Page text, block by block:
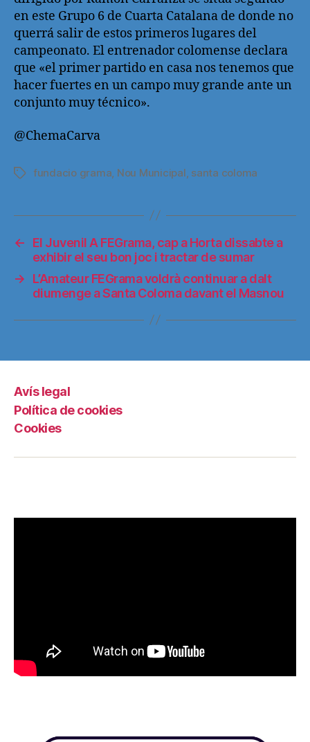
en este Grupo 6 de Cuarta Catalana de donde no
querrá salir de estos primeros lugares del
campeonato. El entrenador colomense declara
que «el primer partido en casa nos tenemos que
hacer fuertes en un campo muy grande ante un
conjunto muy técnico».
@ChemaCarva
Etiquetas
fundacio grama Nou Municipal santa coloma
←
El Juvenil A FEGrama, cap a Horta dissabte a
exhibir el seu bon joc i tractar de sumar
→
L’Amateur FEGrama voldrà continuar a dalt
diumenge a Santa Coloma davant el Masnou
Avís legal
Política de cookies
Cookies